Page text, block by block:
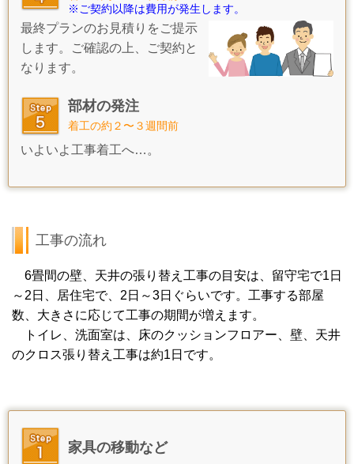
※ご契約以降は費用が発生します。
最終プランのお見積りをご提示
します。ご確認の上、ご契約と
なります。
部材の発注
着工の約２〜３週間前
いよいよ工事着工へ…。
工事の流れ
6畳間の壁、天井の張り替え工事の目安は、留守宅で1日
～2日、居住宅で、2日～3日ぐらいです。 工事する部屋
数、大きさに応じて工事の期間が増えます。
トイレ、洗面室は、床のクッションフロアー、壁、天井
のクロス張り替え工事は約1日です。
家具の移動など